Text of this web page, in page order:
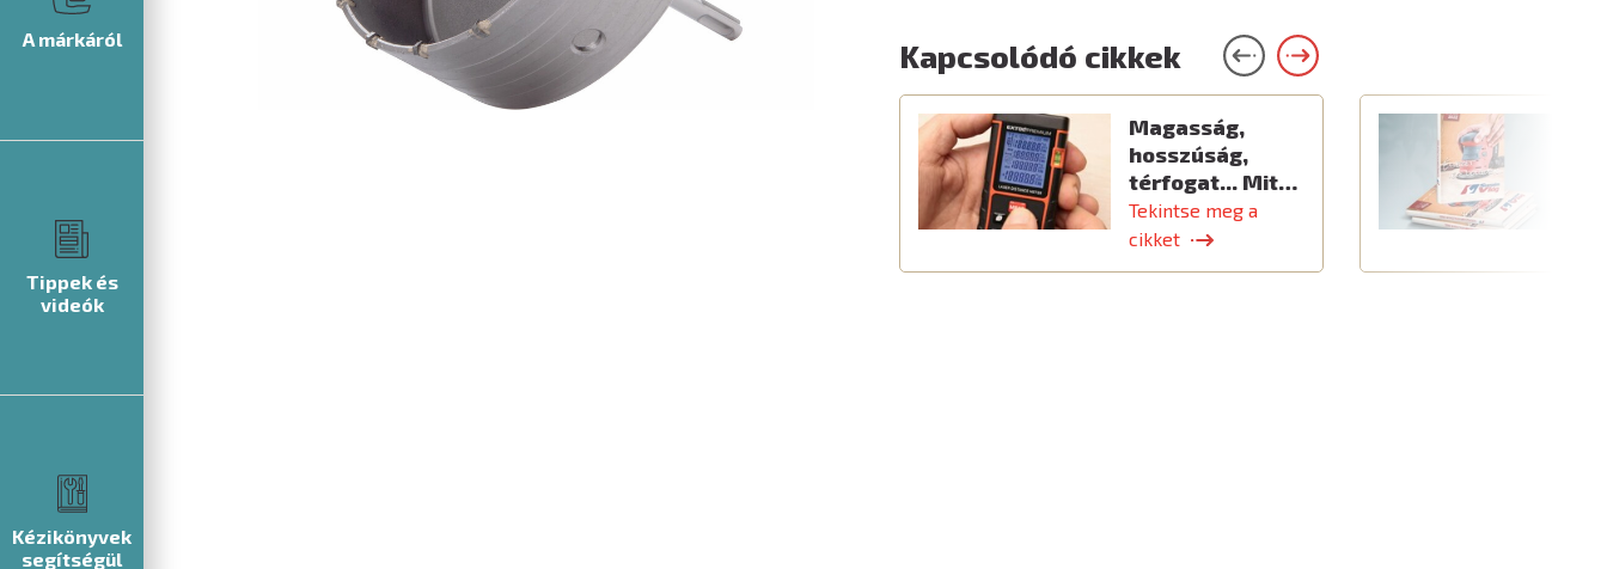
A márkáról
Tippek és
videók
Kézikönyvek
segítségül
Kapcsolódó cikkek
Magasság,
hosszúság,
térfogat... Mit…
Tekintse meg a
cikket